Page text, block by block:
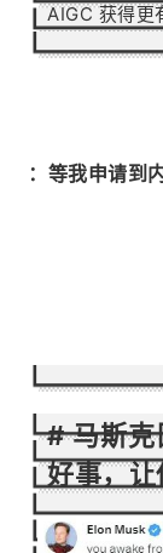
AIGC 获得更
：等我申请到
#马斯
好事，